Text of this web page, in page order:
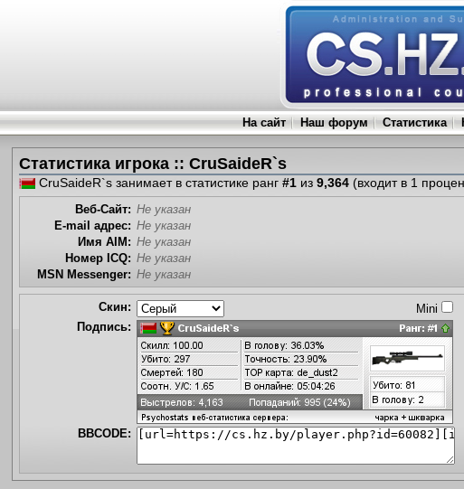
На сайт Наш форум Статистика
Статистика игрока :: CruSaideR`s
CruSaideR`s занимает в статистике ранг #1из 9,364(входит в 1
Веб-Сайт: Не указан
E-mail адрес: Не указан
Имя AIM: Не указан
Номер ICQ: Не указан
MSN Messenger: Не указан
Скин:
Mini
Подпись:
BBCODE: